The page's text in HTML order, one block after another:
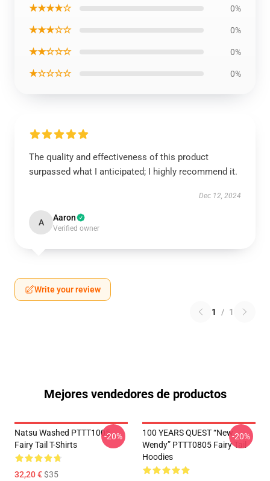
★★★★☆ 0%
★★★☆☆ 0%
★★☆☆☆ 0%
★☆☆☆☆ 0%
The quality and effectiveness of this product
surpassed what I anticipated; I highly recommend it.
Dec 12, 2024
A Aaron
Verified owner
Write your review
1 / 1
Mejores vendedores de productos
Natsu Washed PTTT1005
Fairy Tail T-Shirts
32,20 €$35
-20%
100 YEARS QUEST “New
Wendy” PTTT0805 Fairy Tail
Hoodies
-20%